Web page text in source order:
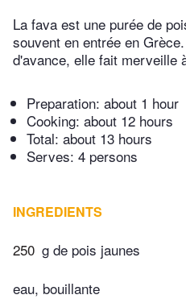
La fava est une purée de
souvent en entrée en
d'avance, elle fait merveille
Preparation: about 1 hour
Cooking: about 12 hours
Total: about 13 hours
Serves: 4 persons
INGREDIENTS
250 g de pois jaunes
eau, bouillante